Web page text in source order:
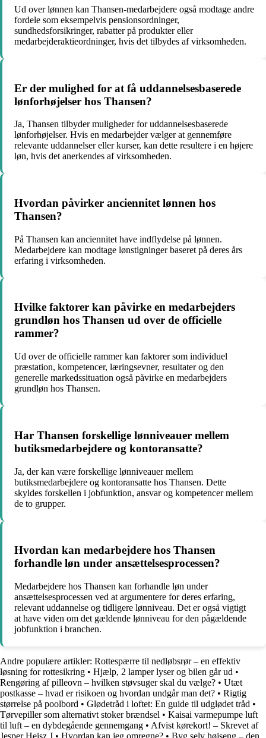
Ud over lønnen kan Thansen-medarbejdere også modtage andre
fordele som eksempelvis pensionsordninger,
sundhedsforsikringer, rabatter på produkter eller
medarbejderaktieordninger, hvis det tilbydes af virksomheden.
Er der mulighed for at få uddannelsesbaserede
lønforhøjelser hos Thansen?
Ja, Thansen tilbyder muligheder for uddannelsesbaserede
lønforhøjelser. Hvis en medarbejder vælger at gennemføre
relevante uddannelser eller kurser, kan dette resultere i en højere
løn, hvis det anerkendes af virksomheden.
Hvordan påvirker anciennitet lønnen hos
Thansen?
På Thansen kan anciennitet have indflydelse på lønnen.
Medarbejdere kan modtage lønstigninger baseret på deres års
erfaring i virksomheden.
Hvilke faktorer kan påvirke en medarbejders
grundløn hos Thansen ud over de officielle
rammer?
Ud over de officielle rammer kan faktorer som individuel
præstation, kompetencer, læringsevner, resultater og den
generelle markedssituation også påvirke en medarbejders
grundløn hos Thansen.
Har Thansen forskellige lønniveauer mellem
butiksmedarbejdere og kontoransatte?
Ja, der kan være forskellige lønniveauer mellem
butiksmedarbejdere og kontoransatte hos Thansen. Dette
skyldes forskellen i jobfunktion, ansvar og kompetencer mellem
de to grupper.
Hvordan kan medarbejdere hos Thansen
forhandle løn under ansættelsesprocessen?
Medarbejdere hos Thansen kan forhandle løn under
ansættelsesprocessen ved at argumentere for deres erfaring,
relevant uddannelse og tidligere lønniveau. Det er også vigtigt
at have viden om det gældende lønniveau for den pågældende
jobfunktion i branchen.
Andre populære artikler: Rottespærre til nedløbsrør – en effektiv
løsning for rottesikring • Hjælp, 2 lamper lyser og bilen går ud •
Rengøring af pilleovn – hvilken støvsuger skal du vælge? • Utæt
postkasse – hvad er risikoen og hvordan undgår man det? • Rigtig
størrelse på poolbord • Glødetråd i loftet: En guide til udglødet tråd •
Tørvepiller som alternativt stoker brændsel • Kaisai varmepumpe luft
til luft – en dybdegående gennemgang • Afvist kørekort! – Skrevet af
Jesper Heisz J • Hvordan kan jeg omregne? • Byg selv højseng – den